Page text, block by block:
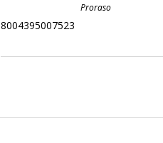
Proraso
8004395007523